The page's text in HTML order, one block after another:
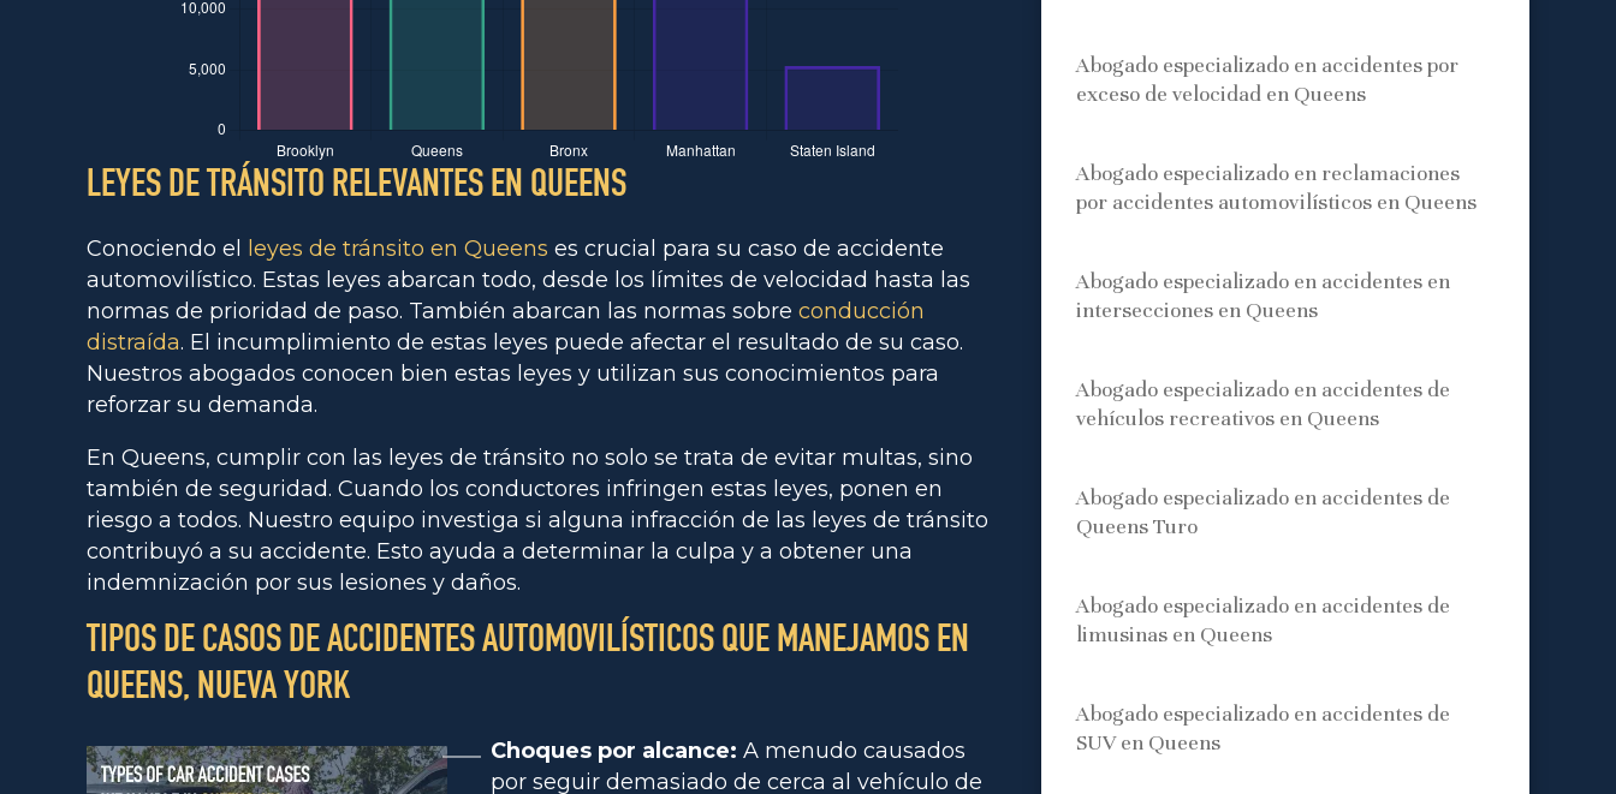
LEYES DE TRÁNSITO RELEVANTES EN QUEENS
Conociendo el leyes de tránsito en Queens es crucial para su caso de accidente
automovilístico. Estas leyes abarcan todo, desde los límites de velocidad hasta las
normas de prioridad de paso. También abarcan las normas sobre conducción
distraída. El incumplimiento de estas leyes puede afectar el resultado de su caso.
Nuestros abogados conocen bien estas leyes y utilizan sus conocimientos para
reforzar su demanda.
En Queens, cumplir con las leyes de tránsito no solo se trata de evitar multas, sino
también de seguridad. Cuando los conductores infringen estas leyes, ponen en
riesgo a todos. Nuestro equipo investiga si alguna infracción de las leyes de tránsito
contribuyó a su accidente. Esto ayuda a determinar la culpa y a obtener una
indemnización por sus lesiones y daños.
TIPOS DE CASOS DE ACCIDENTES AUTOMOVILÍSTICOS QUE MANEJAMOS EN
QUEENS, NUEVA YORK
Choques por alcance: A menudo causados
por seguir demasiado de cerca al vehículo de
Abogado especializado en accidentes por
exceso de velocidad en Queens
Abogado especializado en reclamaciones
por accidentes automovilísticos en Queens
Abogado especializado en accidentes en
intersecciones en Queens
Abogado especializado en accidentes de
vehículos recreativos en Queens
Abogado especializado en accidentes de
Queens Turo
Abogado especializado en accidentes de
limusinas en Queens
Abogado especializado en accidentes de
SUV en Queens